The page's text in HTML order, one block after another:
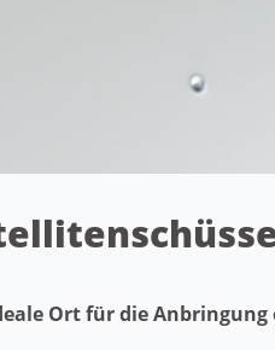
Ort für die